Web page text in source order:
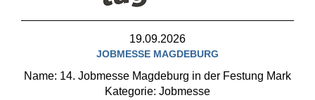
19.09.2026
JOBMESSE MAGDEBURG
Name: 14. Jobmesse Magdeburg in der Festung Mark
Kategorie: Jobmesse